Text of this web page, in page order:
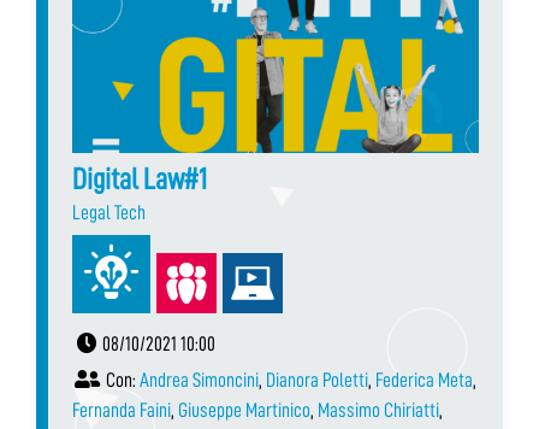
Digital Law#1
Legal Tech
08/10/2021 10:00
Con: Andrea Simoncini, Dianora Poletti, Federica Meta,
Fernanda Faini, Giuseppe Martinico, Massimo Chiriatti,